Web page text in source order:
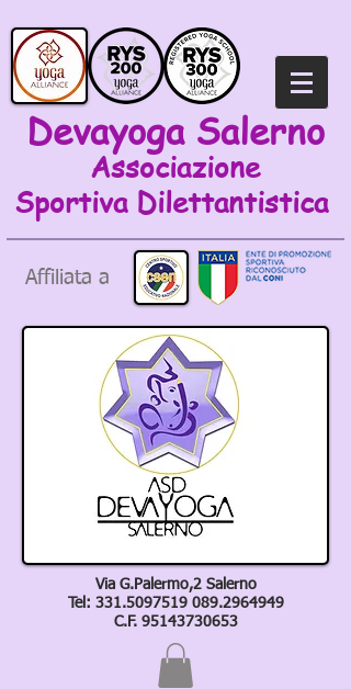
Devayoga Salerno
Associazione
Sportiva Dilettantistica
Affiliata a
Via G.Palermo,2 Salerno
Tel: 331.5097519 089.2964949
C.F. 95143730653